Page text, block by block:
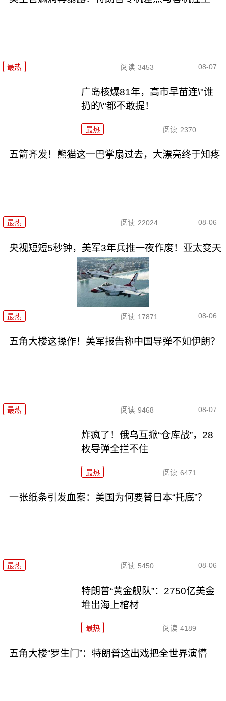
最热 阅读 3453 08-07
广岛核爆81年，高市早苗连\"谁
扔的\"都不敢提！
最热 阅读 2370
五箭齐发！熊猫这一巴掌扇过去，大漂亮终于知疼
最热 阅读 22024 08-06
央视短短5秒钟，美军3年兵推一夜作废！亚太变天
最热 阅读 17871 08-06
五角大楼这操作！美军报告称中国导弹不如伊朗？
最热 阅读 9468 08-07
炸疯了！俄乌互掀“仓库战”，28
枚导弹全拦不住
最热 阅读 6471
一张纸条引发血案：美国为何要替日本“托底”？
最热 阅读 5450 08-06
特朗普“黄金舰队”：2750亿美金
堆出海上棺材
最热 阅读 4189
五角大楼“罗生门”：特朗普这出戏把全世界演懵